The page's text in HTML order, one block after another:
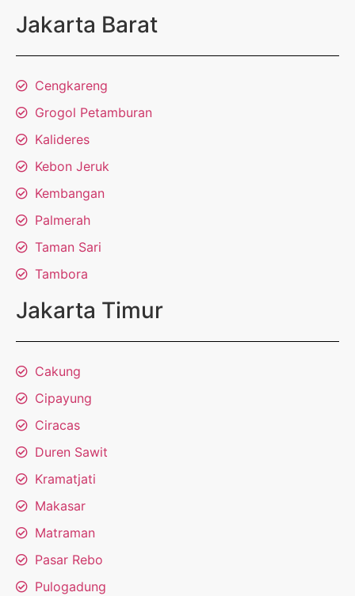
Jakarta Barat
Cengkareng
Grogol Petamburan
Kalideres
Kebon Jeruk
Kembangan
Palmerah
Taman Sari
Tambora
Jakarta Timur
Cakung
Cipayung
Ciracas
Duren Sawit
Kramatjati
Makasar
Matraman
Pasar Rebo
Pulogadung